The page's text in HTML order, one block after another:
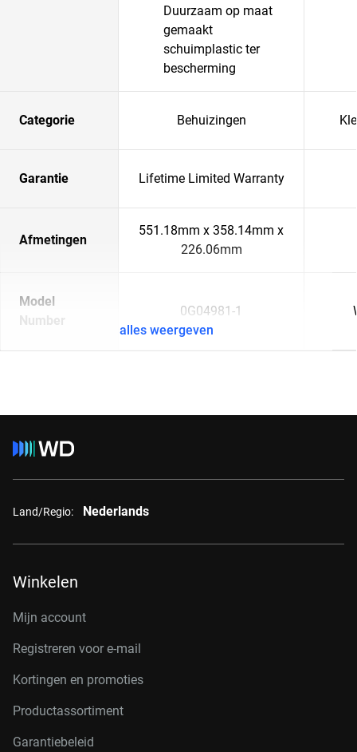
Duurzaam op maat
gemaakt
schuimplastic ter
bescherming
Categorie Behuizingen
Garantie Lifetime Limited Warranty
Afmetingen
551.18mm x 358.14mm x
226.06mm
Model
Number
0G04981-1
alles weergeven
Land/Regio: Nederlands
Winkelen
Mijn account
Registreren voor e-mail
Kortingen en promoties
Productassortiment
Garantiebeleid